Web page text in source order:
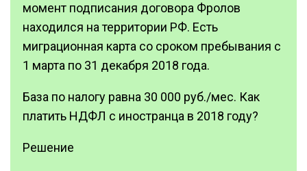
момент подписания договора Фролов
находился на территории РФ. Есть
миграционная карта со сроком пребывания с
1 марта по 31 декабря 2018 года.
База по налогу равна 30 000 руб./мес. Как
платить НДФЛ с иностранца в 2018 году?
Решение